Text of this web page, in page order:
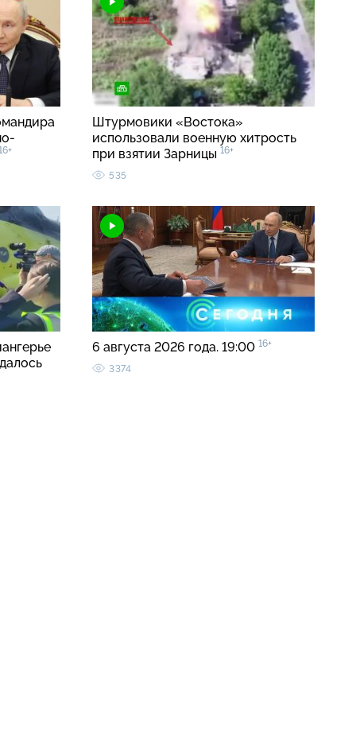
Штурмовики «Востока»
использовали военную хитрость
при взятии Зарницы 16+
535
6 августа 2026 года. 19:00 16+
3374